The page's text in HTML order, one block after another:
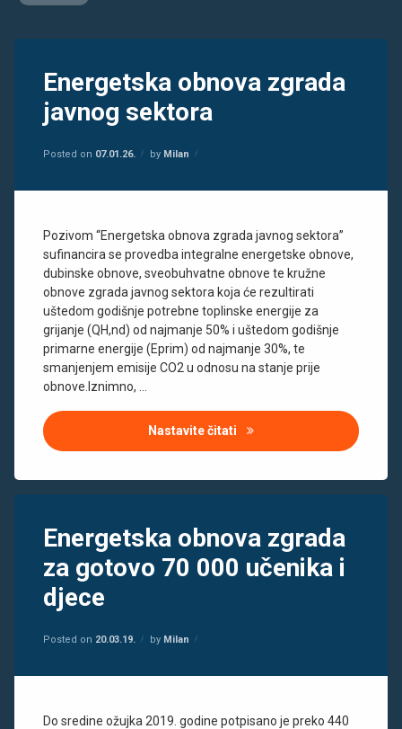
Energetska obnova zgrada
javnog sektora
Posted on 07.01.26. by Milan
Pozivom “Energetska obnova zgrada javnog sektora”
sufinancira se provedba integralne energetske obnove,
dubinske obnove, sveobuhvatne obnove te kružne
obnove zgrada javnog sektora koja će rezultirati
uštedom godišnje potrebne toplinske energije za
grijanje (QH,nd) od najmanje 50% i uštedom godišnje
primarne energije (Eprim) od najmanje 30%, te
smanjenjem emisije CO2 u odnosu na stanje prije
obnove.Iznimno, …
Nastavite čitati Energetska obnova
energetska
obnova
energetski
certifikat
javni
Rijeka
toplinski
most
vrtići
Energetska obnova zgrada
za gotovo 70 000 učenika i
djece
Posted on 20.03.19. by Milan
Do sredine ožujka 2019. godine potpisano je preko 440
energetska
obnova
Rijeka
škole